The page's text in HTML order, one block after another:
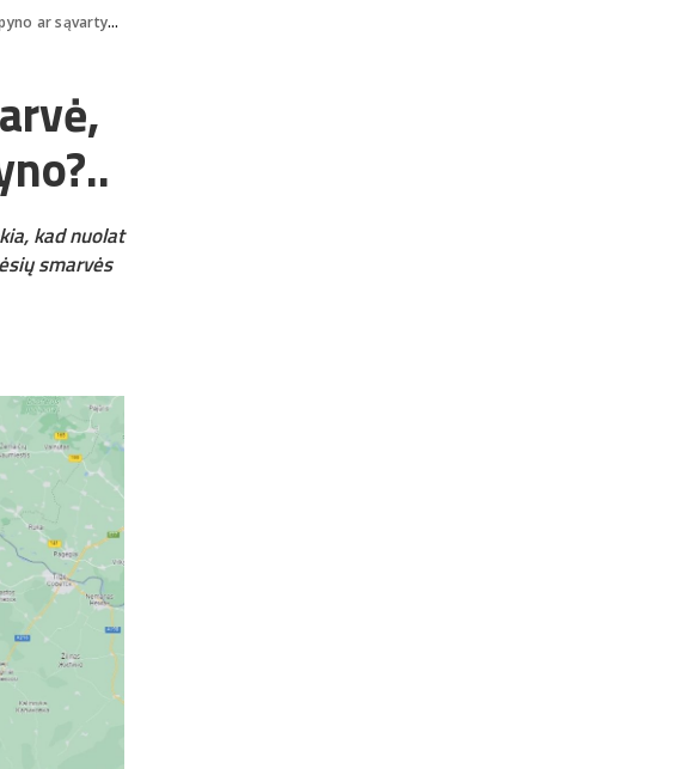
ar sąvartyno?..
kad nuolat
smarvės